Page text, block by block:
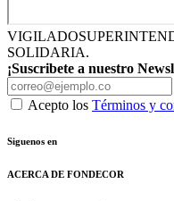
VIGILADO
SOLIDARIA.
¡Suscribete a nuestro
Acepto los Términos y
Siguenos en
ACERCA DE FONDECOR